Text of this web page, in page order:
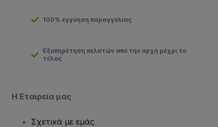
100% εγγύηση παραγγελίας
Εξυπηρέτηση πελατών από την αρχή μέχρι το
τέλος
Η Εταιρεία μας
Σχετικά με εμάς